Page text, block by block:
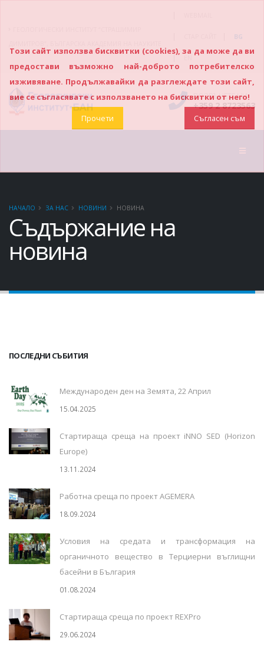
BG
|
ПОЗВЪНЕТЕ НИ
+359 2 8723563
НАЧАЛО ЗА НАС НОВИНИ НОВИНА
Съдържание на
новина
ПОСЛЕДНИ СЪБИТИЯ
Международен ден на Земята, 22 Април
15.04.2025
Стартираща среща на проект iNNO SED (Horizon
Europe)
13.11.2024
Работна среща по проект AGEMERA
18.09.2024
Условия на средата и трансформация на
органичното вещество в Терциерни въглищни
басейни в България
01.08.2024
Стартираща среща по проект REXPro
29.06.2024
Този сайт използва бисквитки (cookies), за да може да ви
предостави възможно най-доброто потребителско
изживяване. Продължавайки да разглеждате този сайт,
вие се съгласявате с използването на бисквитки от него!
Прочети
Съгласен съм